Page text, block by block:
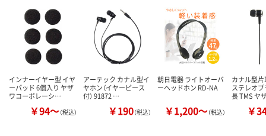
インナーイヤー型 イヤ
ーパッド 6個入り ヤザ
ワコーポレーシ…
￥94～（税込）
アーテック カナル型イ
ヤホン（イヤーピース
付） 91872 …
￥190（税込）
朝日電器 ライトオーバ
ーヘッドホン RD-NA
￥1,200～（税込）
カナル型
ステレオ
長 TMS ヤ
￥